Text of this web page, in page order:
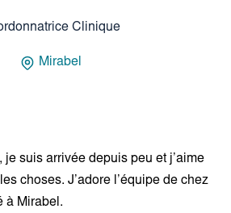
Clinique
Mirabel
je suis arrivée depuis peu et j’aime
choses. J’adore l’équipe de chez
à Mirabel.